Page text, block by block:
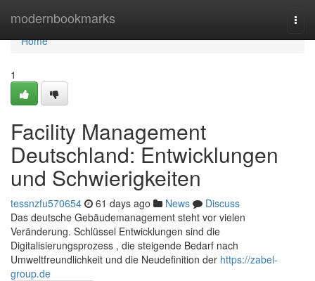
modernbookmarks
Home
Home
1
Facility Management
Deutschland: Entwicklungen
und Schwierigkeiten
tessnzfu570654 61 days ago News
Discuss
Das deutsche Gebäudemanagement steht vor vielen
Veränderung. Schlüssel Entwicklungen sind die
Digitalisierungsprozess , die steigende Bedarf nach
Umweltfreundlichkeit und die Neudefinition der https://zabel-
group.de